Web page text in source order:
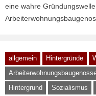
eine wahre
allgemein Hintergründe
Hintergrund
Sozialismus